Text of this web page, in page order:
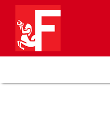
content
Futura
Editrice